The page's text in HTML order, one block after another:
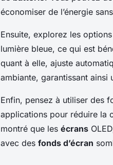
économiser de l’énergie
Ensuite, explorez les
lumière bleue, ce qui est
quant à elle, ajuste
ambiante, garantissant
Enfin, pensez à utiliser des
applications pour réduire la
montré que les écrans
avec des fonds d’écran